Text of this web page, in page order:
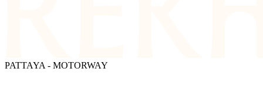
PATTAYA - MOTORWAY